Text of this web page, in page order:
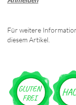
Für weitere
diesem Artikel.